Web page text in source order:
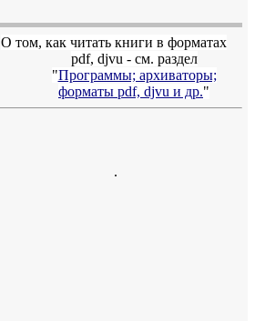
О том, как читать книги в форматах
pdf, djvu - см. раздел
"Программы; архиваторы;
форматы pdf, djvu и др."
.